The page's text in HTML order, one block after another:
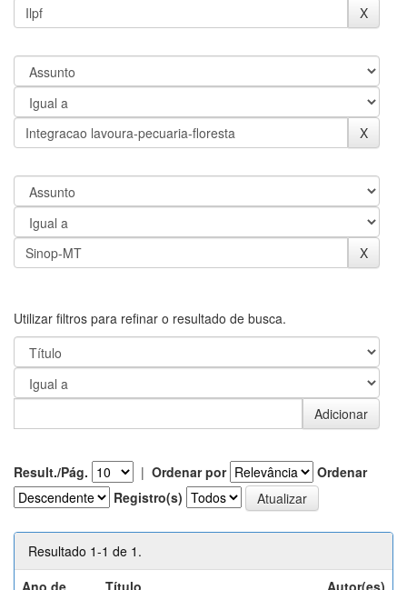
Utilizar filtros para refinar o resultado de busca.
Result./Pág. | Ordenar por
Ordenar
Registro(s)
Resultado 1-1 de 1.
Ano de
Título Autor(es)